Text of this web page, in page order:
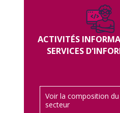
ACTIVITÉS
SERVICES
Voir la composition du
secteur